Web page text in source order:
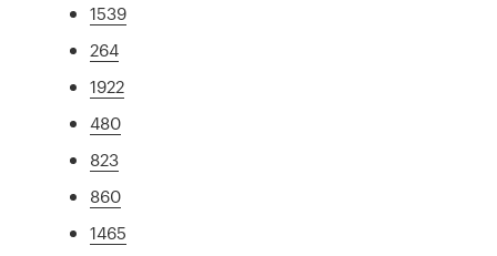
1539
264
1922
480
823
860
1465